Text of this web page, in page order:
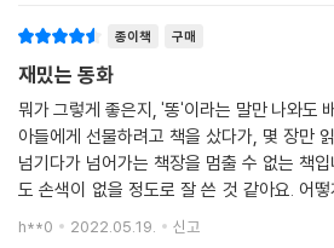
여름꽃 작가는 다채로운 색감과 맑은 느낌이
승과 저승을 넘나드는 환상적인 모험을 아름
세한 붓질 아래서 터줏대감, 성주신, 칠성신,
천 꽃밭까지 우리 겨레가 상상하던 저승 세계
펼쳐집니다. 뿐만 아니라, 무서운 화장실 귀신
한 점도 인상적입니다. 이처럼 때론 익살스럽
기가 요덕이와 변소각시의 우정을, 그리고 가
종이책 구매
재밌는 동화
뭐가 그렇게 좋은지, '똥'이라는 말만 나와도 배꼽을 잡고
아들에게 선물하려고 책을 샀다가, 몇 장만 읽어볼까 하는 생각에 책장을
넘기다가 넘어가는 책장을 멈출 수 없는 책입니다. 부모님들이 함께 읽어
도 손색이 없을 정도로 잘 쓴 것 같아요. 어떻게 보면 뻔한 소재인 화장실
귀신 이야기를 이렇게 재밌게, 쓸 수 있다니.^^ 글밥도 적당히 많아서, 10
h**0 2022.05.19. 신고